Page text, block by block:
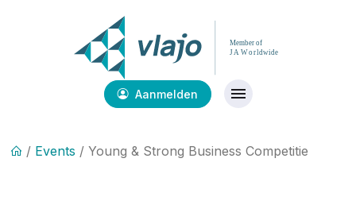
Aanmelden
/ Events / Young & Strong Business Competitie